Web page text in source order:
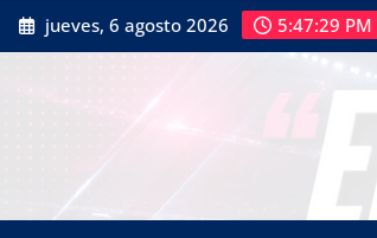
Saltar
al
jueves, 6 agosto 2026 5:47:30 PM